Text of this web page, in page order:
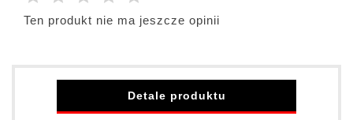
Ten produkt nie ma jeszcze opinii
Detale produktu